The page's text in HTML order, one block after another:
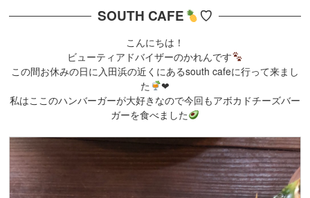
SOUTH CAFE ♡
こんにちは！
ビューティアドバイザーのかれんです
この間お休みの日に入田浜の近くにあるsouth cafeに行って来まし
た
❤︎
私はここのハンバーガーが大好きなので今回もアボカドチーズバー
ガーを食べました